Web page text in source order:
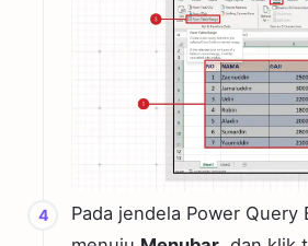
Pada jendela Power Query